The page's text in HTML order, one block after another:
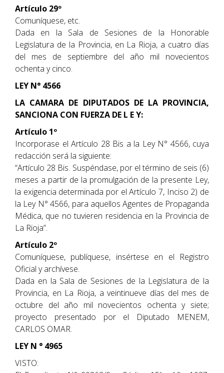
Artículo 29º
Comuníquese, etc.
Dada en la Sala de Sesiones de la Honorable
Legislatura de la Provincia, en La Rioja, a cuatro días
del mes de septiembre del año mil novecientos
ochenta y cinco.
LEY N° 4566
LA CAMARA DE DIPUTADOS DE LA PROVINCIA,
SANCIONA CON FUERZA DE L E Y:
Artículo 1º
Incorporase el Artículo 28 Bis a la Ley N° 4566, cuya
redacción será la siguiente:
“Artículo 28 Bis. Suspéndase, por el término de seis (6)
meses a partir de la promulgación de la presente Ley,
la exigencia determinada por el Artículo 7, Inciso 2) de
la Ley N° 4566, para aquellos Agentes de Propaganda
Médica, que no tuvieren residencia en la Provincia de
La Rioja”.
Artículo 2º
Comuníquese, publíquese, insértese en el Registro
Oficial y archívese.
Dada en la Sala de Sesiones de la Legislatura de la
Provincia, en La Rioja, a veintinueve días del mes de
octubre del año mil novecientos ochenta y siete;
proyecto presentado por el Diputado MENEM,
CARLOS OMAR.
LEY N ° 4965
VISTO: